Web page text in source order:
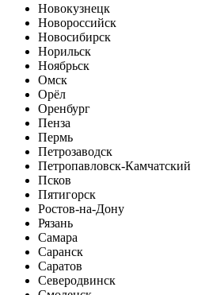
Новокузнецк
Новороссийск
Новосибирск
Норильск
Ноябрьск
Омск
Орёл
Оренбург
Пенза
Пермь
Петрозаводск
Петропавловск-Камчатский
Псков
Пятигорск
Ростов-на-Дону
Рязань
Самара
Саранск
Саратов
Северодвинск